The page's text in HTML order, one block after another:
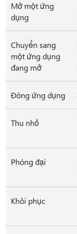
Mở một ứng
dụng
Chuyển sang
một ứng dụng
đang mở
Đóng ứng dụng
Thu nhỏ
Phóng đại
Khôi phục